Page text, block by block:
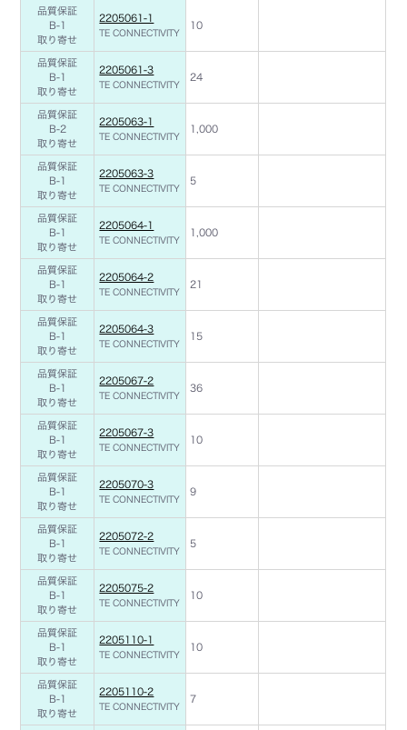
品質保証
B-1
取り寄せ
2205061-1
TE CONNECTIVITY
10
品質保証
B-1
取り寄せ
2205061-3
TE CONNECTIVITY
24
品質保証
B-2
取り寄せ
2205063-1
TE CONNECTIVITY
1,000
品質保証
B-1
取り寄せ
2205063-3
TE CONNECTIVITY
5
品質保証
B-1
取り寄せ
2205064-1
TE CONNECTIVITY
1,000
品質保証
B-1
取り寄せ
2205064-2
TE CONNECTIVITY
21
品質保証
B-1
取り寄せ
2205064-3
TE CONNECTIVITY
15
品質保証
B-1
取り寄せ
2205067-2
TE CONNECTIVITY
36
品質保証
B-1
取り寄せ
2205067-3
TE CONNECTIVITY
10
品質保証
B-1
取り寄せ
2205070-3
TE CONNECTIVITY
9
品質保証
B-1
取り寄せ
2205072-2
TE CONNECTIVITY
5
品質保証
B-1
取り寄せ
2205075-2
TE CONNECTIVITY
10
品質保証
B-1
取り寄せ
2205110-1
TE CONNECTIVITY
10
品質保証
B-1
取り寄せ
2205110-2
TE CONNECTIVITY
7